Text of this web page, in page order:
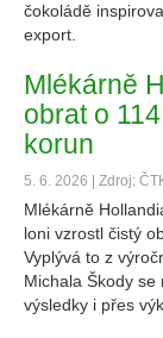
čokoládě
export.
Mlékárně
obrat o
korun
5. 6. 2026 | Zdroj:
Mlékárně
loni vzrostl čistý
Vyplývá to z
Michala Škody
výsledky i přes